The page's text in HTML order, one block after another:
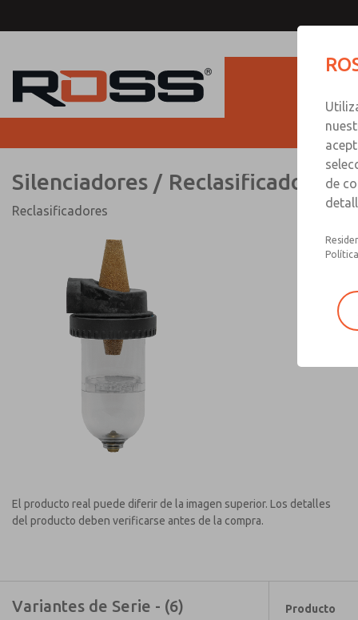
Silenciadores / Reclasificadores
Reclasificadores
El producto real puede diferir de la imagen superior. Los detalles
del producto deben verificarse antes de la compra.
Variantes de Serie - (6) Producto
de